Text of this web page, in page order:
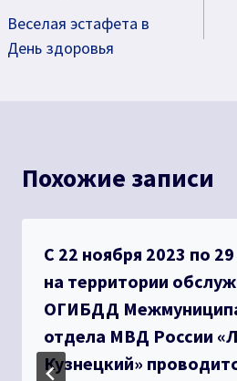
по
Веселая эстафета в
День здоровья
Похожие записи
С 22 ноября 2023 по
на территории
ОГИБДД
отдела МВД России
Кузнецкий»